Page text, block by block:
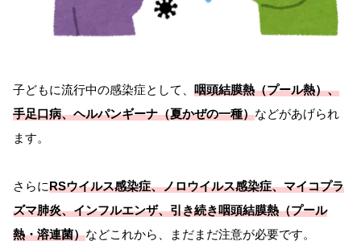
子どもに流行中の感染症として、 咽頭結膜熱（プール熱）、
手足口病、ヘルパンギーナ（夏かぜの一種）などがあげられ
ます。
さらにRSウイルス感染症、ノロウイルス感染症、マイコプラ
ズマ肺炎、インフルエンザ、引き続き咽頭結膜熱（プール
熱・溶連菌）などこれから、まだまだ注意が必要です。